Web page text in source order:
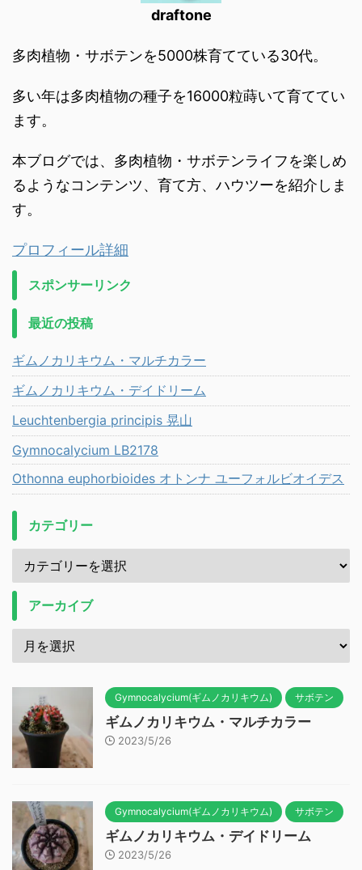
draftone
多肉植物・サボテンを5000株育てている30代。
多い年は多肉植物の種子を16000粒蒔いて育ててい
ます。
本ブログでは、多肉植物・サボテンライフを楽しめ
るようなコンテンツ、育て方、ハウツーを紹介しま
す。
プロフィール詳細
スポンサーリンク
最近の投稿
ギムノカリキウム・マルチカラー
ギムノカリキウム・デイドリーム
Leuchtenbergia principis 晃山
Gymnocalycium LB2178
Othonna euphorbioides オトンナ ユーフォルビオイデス
カテゴリー
アーカイブ
Gymnocalycium(ギムノカリキウム) サボテン
ギムノカリキウム・マルチカラー
2023/5/26
Gymnocalycium(ギムノカリキウム) サボテン
ギムノカリキウム・デイドリーム
2023/5/26